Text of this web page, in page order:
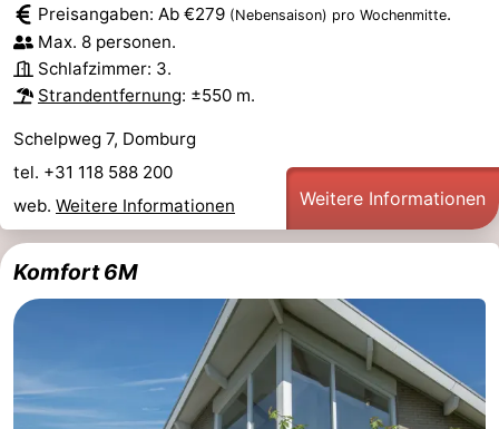
Preisangaben: Ab €279 (Nebensaison) pro Wochenmitte.
Max. 8 personen.
Schlafzimmer: 3.
Strandentfernung: ±550 m.
Schelpweg 7, Domburg
tel. +31 118 588 200
web. Weitere Informationen Weitere Informationen
Komfort 6M